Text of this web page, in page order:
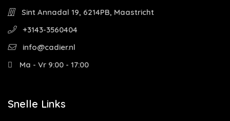
Sint Annadal 19, 6214PB, Maastricht
+3143-3560404
info@cadier.nl
Ma - Vr 9:00 - 17:00
Snelle Links